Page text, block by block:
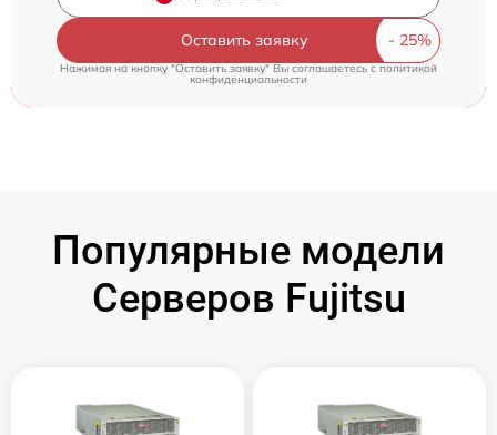
Оставить заявку
Нажимая на кнопку "Оставить заявку" Вы соглашаетесь cполитикой
конфиденциальности
Популярные модели
Серверов Fujitsu